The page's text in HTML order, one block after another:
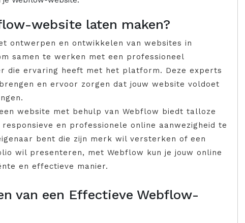
website laten maken?
ontwerpen en ontwikkelen van websites in
samen te werken met een professioneel
die ervaring heeft met het platform. Deze experts
en ervoor zorgen dat jouw website voldoet
website met behulp van Webflow biedt talloze
en professionele online aanwezigheid te
bent die zijn merk wil versterken of een
wil presenteren, met Webflow kun je jouw online
en effectieve manier.
van een Effectieve Webflow-